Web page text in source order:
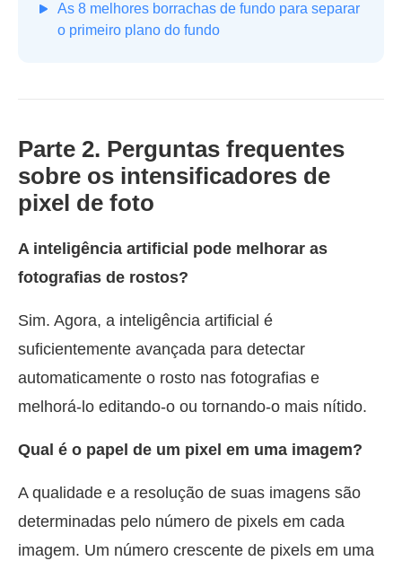
As 8 melhores borrachas de fundo para separar
o primeiro plano do fundo
Parte 2. Perguntas frequentes
sobre os intensificadores de
pixel de foto
A inteligência artificial pode melhorar as
fotografias de rostos?
Sim. Agora, a inteligência artificial é
suficientemente avançada para detectar
automaticamente o rosto nas fotografias e
melhorá-lo editando-o ou tornando-o mais nítido.
Qual é o papel de um pixel em uma imagem?
A qualidade e a resolução de suas imagens são
determinadas pelo número de pixels em cada
imagem. Um número crescente de pixels em uma